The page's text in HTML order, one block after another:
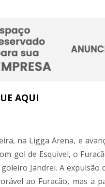
AQUI
na Ligga Arena, e
gol de Esquivel, o
Jandrei. A expulsão
ao Furacão, mas a